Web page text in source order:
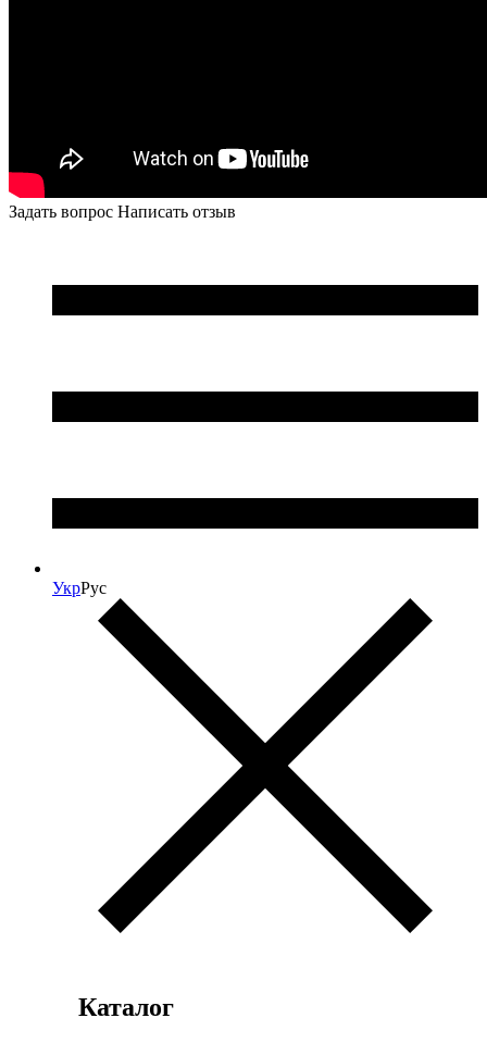
Задать вопрос Написать отзыв
УкрРус
Каталог